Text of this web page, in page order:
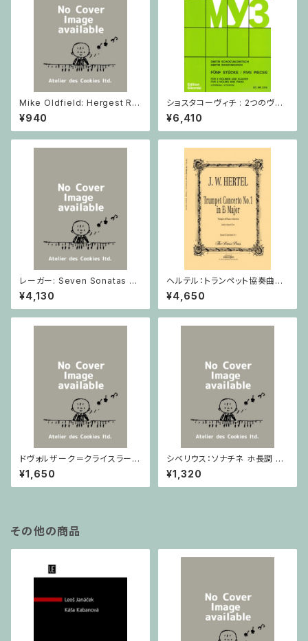
Mike Oldfield: Hergest Rid
ge / ピアノ
¥940
ショスタコーヴィチ : 2つのヴァ
イオリンとピアノのための 5つの
小品 / ヴァイオリン2とピアノ
¥6,410
レーガー: Seven Sonatas o
p. 91 Heft 2 / ヴァイオリン
¥4,130
ヘルテル：トランペット協奏曲第1
番 変ホ長調/トランペット・ピア
ノ
¥4,650
ドヴォルザーク＝クライスラー：
スラヴ幻想曲 ロ短調 from Op.
55-4, Op.75 / ヴァイオリンと
ピアノ
¥1,650
シベリウス：ソナチネ ホ長調 O
p.80 / ヴァイオリンとピアノ
¥1,320
その他の商品